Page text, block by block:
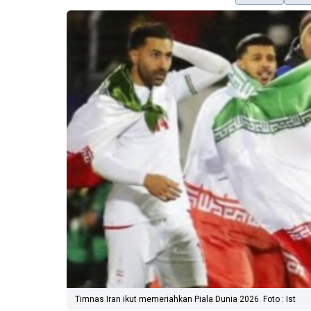
Timnas Iran ikut memeriahkan Piala Dunia 2026. Foto : Ist